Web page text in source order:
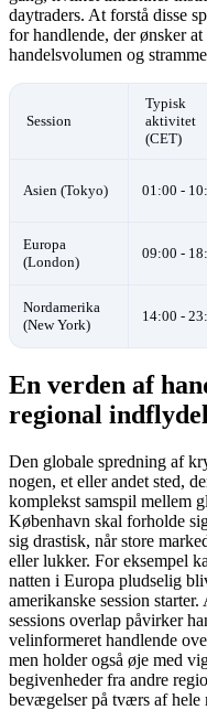
daytraders. At forstå disse
for handlende, der ønsker
handelsvolumen og
Session
Typisk
aktivitet
(CET)
Asien (Tokyo) 01:00 -
Europa
(London)
09:00 -
Nordamerika
(New York)
14:00 -
En verden af
regional
Den globale spredning af
nogen, et eller andet sted,
komplekst samspil mellem
København skal forholde
sig drastisk, når store
eller lukker. For eksempel
natten i Europa pludselig
amerikanske session
sessions overlap påvirker
velinformeret handlende
men holder også øje med
begivenheder fra andre
bevægelser på tværs af hele